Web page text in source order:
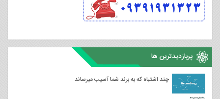
پربازدیدترین ها
چند اشتباه که به برند شما آسیب میرساند